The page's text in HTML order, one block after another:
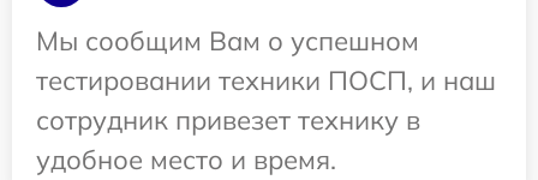
Мы сообщим Вам о успешном
тестировании техники ПОСП, и наш
сотрудник привезет технику в
удобное место и время.